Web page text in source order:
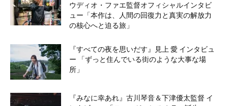
ウディオ・ファエ監督オフィシャルインタビ
ュー「本作は、人間の回復力と真実の解放力
の核心へと迫る旅」
『すべての夜を思いだす』見上 愛 インタビュ
ー 「ずっと住んでいる街のような大事な場
所」
『みなに幸あれ』古川琴音＆下津優太監督 イ